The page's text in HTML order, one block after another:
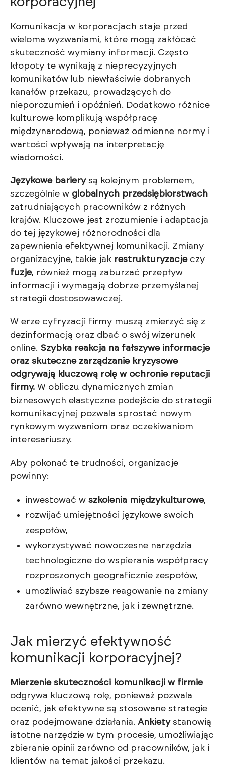
Komunikacja w korporacjach staje przed
wieloma wyzwaniami, które mogą zakłócać
skuteczność wymiany informacji. Często
kłopoty te wynikają z nieprecyzyjnych
komunikatów lub niewłaściwie dobranych
kanałów przekazu, prowadzących do
nieporozumień i opóźnień. Dodatkowo różnice
kulturowe komplikują współpracę
międzynarodową, ponieważ odmienne normy i
wartości wpływają na interpretację
wiadomości.
Językowe barierysą kolejnym problemem,
szczególnie w globalnych przedsiębiorstwach
zatrudniających pracowników z różnych
krajów. Kluczowe jest zrozumienie i adaptacja
do tej językowej różnorodności dla
zapewnienia efektywnej komunikacji. Zmiany
organizacyjne, takie jak restrukturyzacjeczy
fuzje, również mogą zaburzać przepływ
informacji i wymagają dobrze przemyślanej
strategii dostosowawczej.
W erze cyfryzacji firmy muszą zmierzyć się z
dezinformacją oraz dbać o swój wizerunek
online. Szybka reakcja na fałszywe informacje
oraz skuteczne zarządzanie kryzysowe
odgrywają kluczową rolę w ochronie reputacji
firmy. W obliczu dynamicznych zmian
biznesowych elastyczne podejście do strategii
komunikacyjnej pozwala sprostać nowym
rynkowym wyzwaniom oraz oczekiwaniom
interesariuszy.
Aby pokonać te trudności, organizacje
powinny:
inwestować w szkolenia międzykulturowe,
rozwijać umiejętności językowe swoich
zespołów,
wykorzystywać nowoczesne narzędzia
technologiczne do wspierania współpracy
rozproszonych geograficznie zespołów,
umożliwiać szybsze reagowanie na zmiany
zarówno wewnętrzne, jak i zewnętrzne.
Jak mierzyć efektywność
komunikacji korporacyjnej?
Mierzenie skuteczności komunikacji w firmie
odgrywa kluczową rolę, ponieważ pozwala
ocenić, jak efektywne są stosowane strategie
oraz podejmowane działania. Ankietystanowią
istotne narzędzie w tym procesie, umożliwiając
zbieranie opinii zarówno od pracowników, jak i
klientów na temat jakości przekazu.